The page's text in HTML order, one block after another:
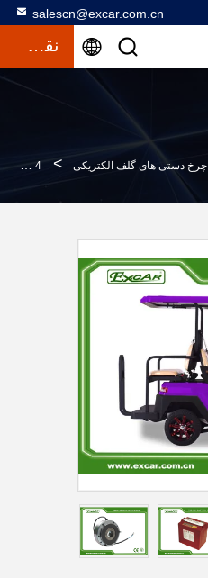
salescn@excar.com.cn
نقل قول
چرخ دستی های گلف الکتریکی > 4 چرخ نوع سوخت باتری کار می کند گل گلف 350Ah 3700w CE گواهینامه